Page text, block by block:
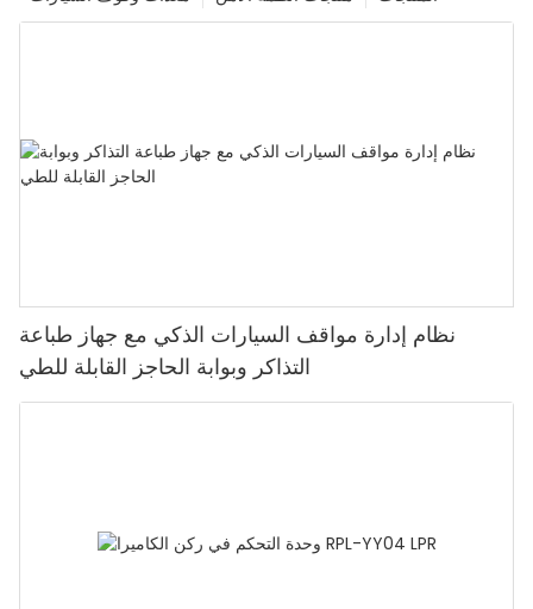
نظام إدارة مواقف السيارات الذكي مع جهاز طباعة
التذاكر وبوابة الحاجز القابلة للطي